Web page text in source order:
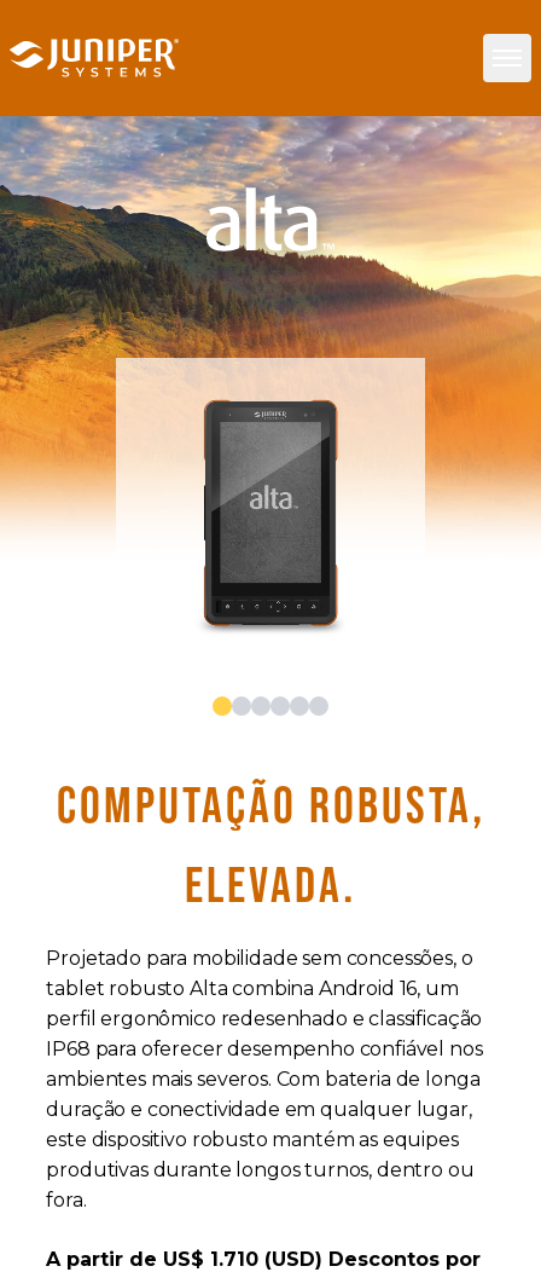
COMPUTAÇÃO ROBUSTA,
ELEVADA.
Projetado para mobilidade sem concessões, o
tablet robusto Alta combina Android 16, um
perfil ergonômico redesenhado e classificação
IP68 para oferecer desempenho confiável nos
ambientes mais severos. Com bateria de longa
duração e conectividade em qualquer lugar,
este dispositivo robusto mantém as equipes
produtivas durante longos turnos, dentro ou
fora.
A partir de US$ 1.710 (USD) Descontos por